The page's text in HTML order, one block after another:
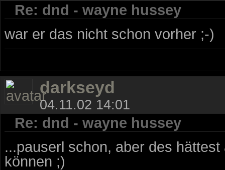
Re: dnd - wayne hussey
war er das nicht schon vorher ;-)
darkseyd
04.11.02 14:01
Re: dnd - wayne hussey
...pauserl schon, aber des
können ;)